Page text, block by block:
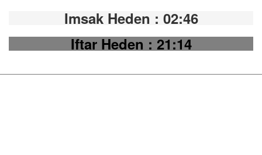
Imsak Heden : 02:46
Iftar Heden: 21:14